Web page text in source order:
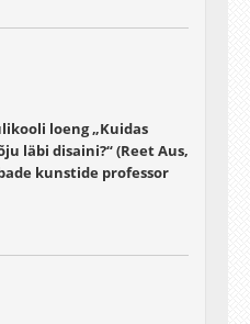
loeng „Kuidas
läbi disaini?“ (Reet Aus,
kunstide professor